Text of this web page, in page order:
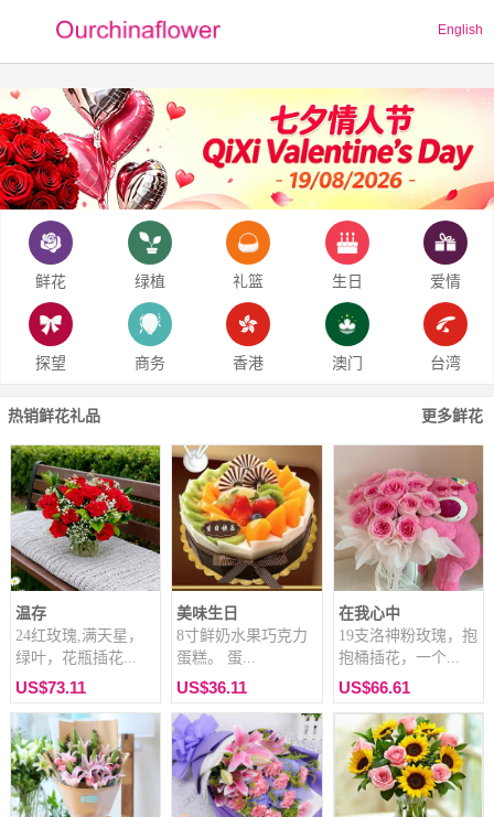
English
鲜花 绿植 礼篮 生日 爱情
探望 商务 香港 澳门 台湾
热销鲜花礼品 更多鲜花
温存
24红玫瑰,满天星，
绿叶，花瓶插花...
US$73.11
美味生日
8寸鲜奶水果巧克力
蛋糕。 蛋...
US$36.11
在我心中
19支洛神粉玫瑰，抱
抱桶插花，一个...
US$66.61